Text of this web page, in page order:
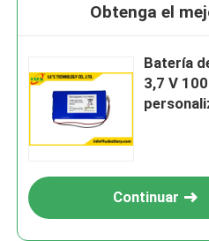
Obtenga el
Batería
3,7 V
Continuar